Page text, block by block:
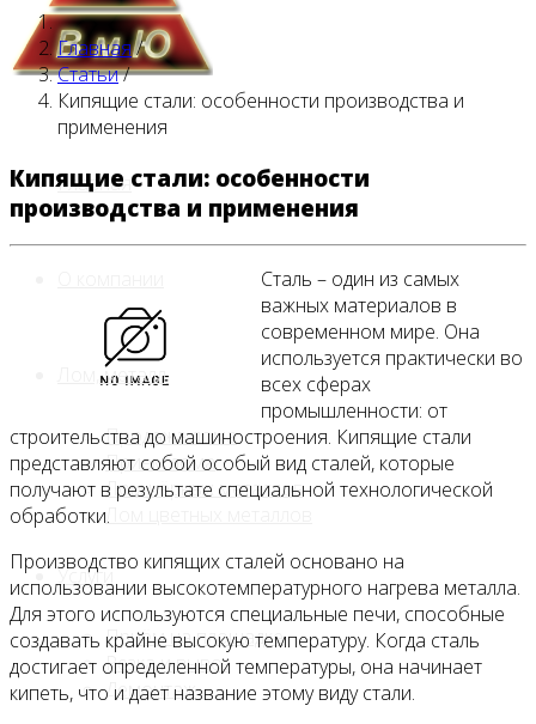
Главная
Лом, металл
Продажа лома
Прием лома
Лом чёрных металлов
Услуги
Приём на площадке
Резка и вывоз
Демонтаж
Главная/
Статьи/
Кипящие стали: особенности производства и
применения
Кипящие стали: особенности
производства и применения
Сталь – один из самых
важных материалов в
современном мире. Она
используется практически во
всех сферах
промышленности: от
строительства до машиностроения. Кипящие стали
представляют собой особый вид сталей, которые
получают в результате специальной технологической
обработки.
Производство кипящих сталей основано на
использовании высокотемпературного нагрева металла.
Для этого используются специальные печи, способные
создавать крайне высокую температуру. Когда сталь
достигает определенной температуры, она начинает
кипеть, что и дает название этому виду стали.